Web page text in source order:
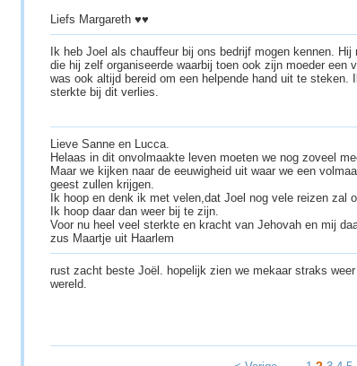
Liefs Margareth ♥️♥️
Ik heb Joel als chauffeur bij ons bedrijf mogen kennen. Hij
die hij zelf organiseerde waarbij toen ook zijn moeder een
was ook altijd bereid om een helpende hand uit te steken.
sterkte bij dit verlies.
Lieve Sanne en Lucca.
Helaas in dit onvolmaakte leven moeten we nog zoveel
Maar we kijken naar de eeuwigheid uit waar we een
geest zullen krijgen.
Ik hoop en denk ik met velen,dat Joel nog vele reizen zal
Ik hoop daar dan weer bij te zijn.
Voor nu heel veel sterkte en kracht van Jehovah en mij
zus Maartje uit Haarlem
rust zacht beste Joël. hopelijk zien we mekaar straks
wereld.